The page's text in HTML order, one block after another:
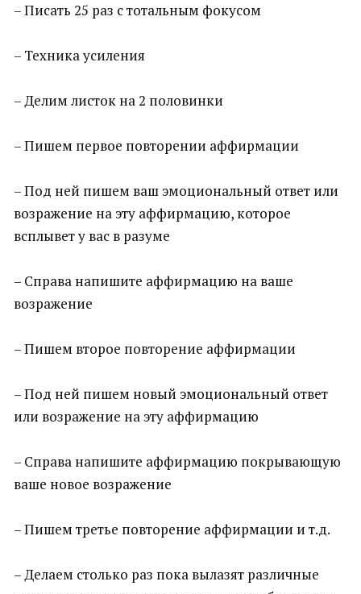
– Писать 25 раз с тотальным фокусом
– Техника усиления
– Делим листок на 2 половинки
– Пишем первое повторении аффирмации
– Под ней пишем ваш эмоциональный ответ или
возражение на эту аффирмацию, которое
всплывет у вас в разуме
– Справа напишите аффирмацию на ваше
возражение
– Пишем второе повторение аффирмации
– Под ней пишем новый эмоциональный ответ
или возражение на эту аффирмацию
– Справа напишите аффирмацию покрывающую
ваше новое возражение
– Пишем третье повторение аффирмации и т.д.
– Делаем столько раз пока вылазят различные